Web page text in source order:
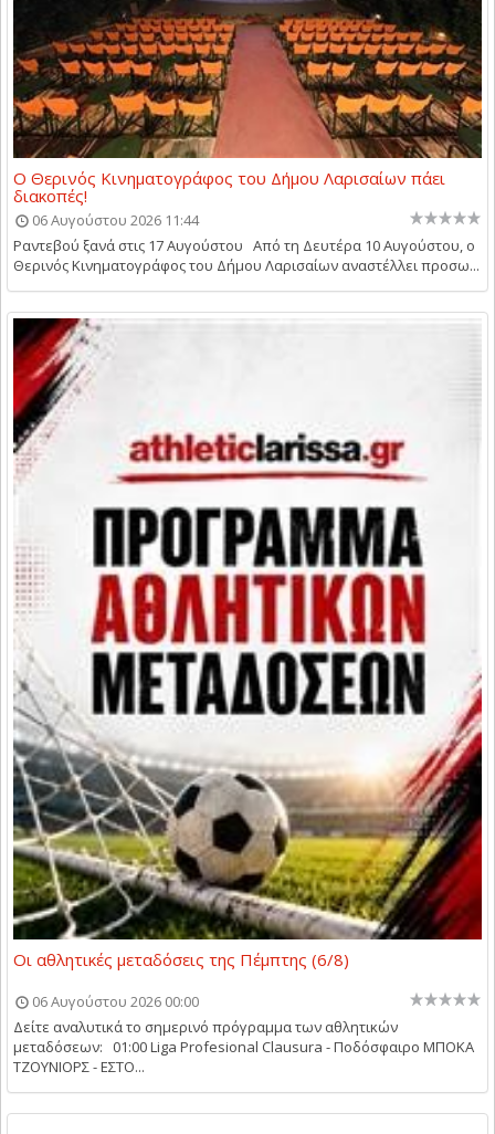
Ο Θερινός Κινηματογράφος του Δήμου Λαρισαίων πάει
διακοπές!
06 Αυγούστου 2026 11:44
Ραντεβού ξανά στις 17 Αυγούστου Από τη Δευτέρα 10 Αυγούστου, ο
Θερινός Κινηματογράφος του Δήμου Λαρισαίων αναστέλλει προσω...
Οι αθλητικές μεταδόσεις της Πέμπτης (6/8)
06 Αυγούστου 2026 00:00
Δείτε αναλυτικά το σημερινό πρόγραμμα των αθλητικών
μεταδόσεων: 01:00 Liga Profesional Clausura - Ποδόσφαιρο ΜΠΟΚΑ
ΤΖΟΥΝΙΟΡΣ - ΕΣΤΟ...